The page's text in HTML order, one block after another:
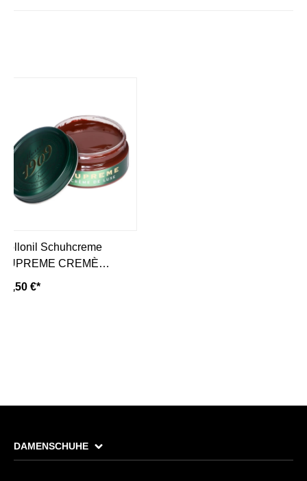
Collonil Schuhcreme
SUPREME CREMÈ
DELUXE MITTELBRAUN
11,50 €*
DAMENSCHUHE